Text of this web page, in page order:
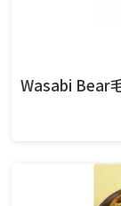
Wasabi Bear